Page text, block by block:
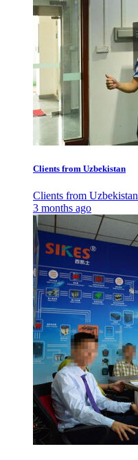
Clients from Uzbekistan
Clients from Uzbekistan
3 months ago